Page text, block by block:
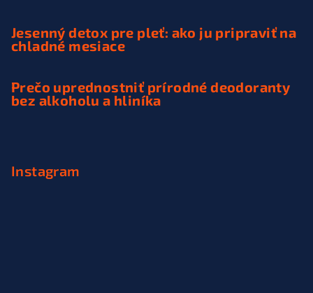
Jesenný detox pre pleť: ako ju pripraviť na
chladné mesiace
Prečo uprednostniť prírodné deodoranty
bez alkoholu a hliníka
Instagram